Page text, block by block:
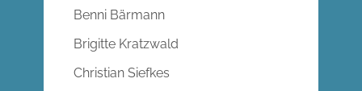
Benni Bärmann
Brigitte Kratzwald
Christian Siefkes